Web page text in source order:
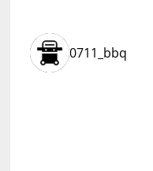
0711_bbq